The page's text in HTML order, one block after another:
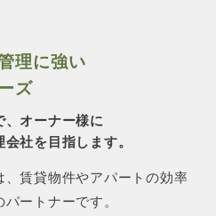
理に強い
ズ
、オーナー様に
社を目指します。
賃貸物件やアパートの効率
ートナーです。